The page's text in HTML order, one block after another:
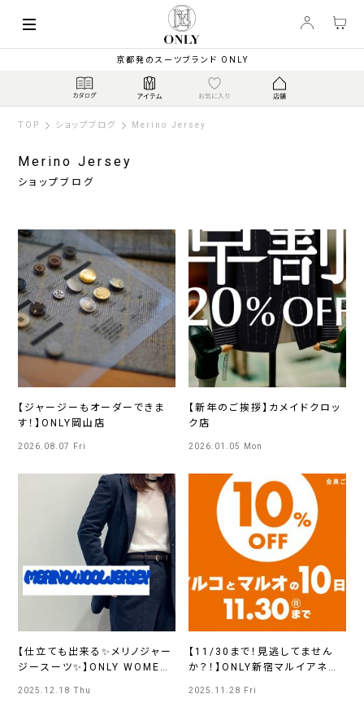
京都発のスーツブランド ONLY
TOP ショップブログ Merino Jersey
Merino Jersey
ショップブログ
【ジャージーもオーダーできま
す！】ONLY岡山店
2026.08.07 Fri
【新年のご挨拶】カメイドクロッ
ク店
2026.01.05 Mon
【仕立ても出来る✨メリノジャー
ジースーツ✨】ONLY WOMEN
2025.12.18 Thu
【11/30まで！見逃してません
か？！】ONLY新宿マルイアネッ
2025.11.28 Fri